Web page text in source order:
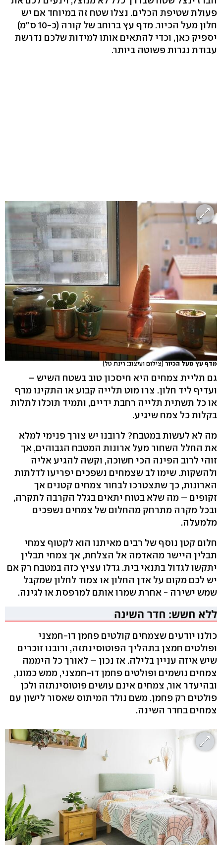
פעולת שטיפת הכלים. נצלו שטח זה במיוחד אם יש
חלון מעל הכיור. מדף עץ ברוחב של קורה (כ-10 ס"מ)
יספיק כאן, וכדי להתאים אותו למידות שלכם נדרשת
עבודת נגרות פשוטה ביותר.
מדף עץ מעל הכיור (צילום ועיצוב: רינת טל)
גם תליית צמחים היא חיסכון טוב בשטח השיש –
ועדיף ליד חלון. צרו מוט תלייה קבוע או התקינו מדף
או כל תשתית תלייה רחבת ידיים, ותמיד תוכלו לתלות
בקלות כל צמח שיגיע.
מה לא לעשות במטבח? לרובנו יש צורך פנימי למלא
את החלל השחור מעל ארונות המטבח הגבוהים, אך
זוהי לרוב הפינה הכי חשוכה, וקשה להגיע אליה
ולהשקות. שימו לב שצמחים נשפכים יפריעו לדלתות
הארונות, כך שתצטרכו לבחור צמחים קטנים אך
זקופים – מה שלא בטוח יתאים בגלל הקרבה לתקרה,
ובכל מקרה מתרחק מהחלום של צמחים נשפכים
מלמעלה.
חלום קטן נוסף של רבים מאיתנו הוא לקטוף צמחי
תבלין היישר מהאדמה אל הצלחת, אך צמחי תבלין
יתקשו לגדול בתנאי בית. גדלו עציץ כזה במטבח רק אם
יש לכם מקום על אדן החלון או צמוד לחלון שמקבל
שמש ישירה - אחרת שמרו אותם למרפסת או לגינה.
כולנו יודעים שצמחים קולטים פחמן דו-חמצני
ופולטים חמצן בתהליך הפוטוסינתזה, ורובנו זוכרים
שיש איזה עניין בלילה. אז נכון – לאורך כל היממה
צמחים נושמים ופולטים פחמן דו-חמצני, ממש כמונו,
ובהיעדר אור, צמחים אינם עושים פוטוסינתזה ולכן
פולטים רק פחמן. משם נולד המיתוס שאסור לישון עם
צמחים בחדר השינה.